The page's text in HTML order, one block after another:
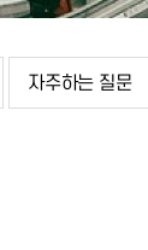
자주하는 질문